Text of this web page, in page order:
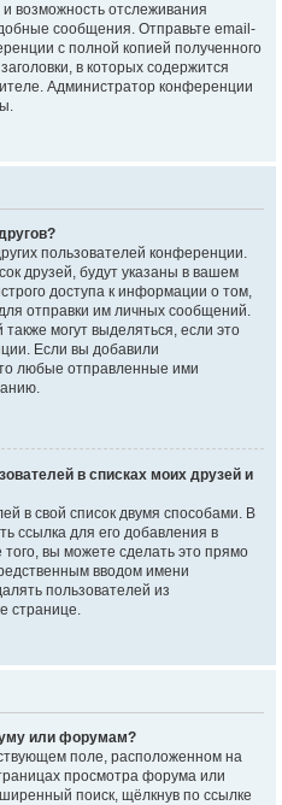
возможность отслеживания
сообщения. Отправьте email-
с полной копией полученного
в которых содержится
Администратор конференции
пользователей конференции.
друзей, будут указаны в вашем
доступа к информации о том,
отправки им личных сообщений.
могут выделяться, если это
Если вы добавили
то любые отправленные ими
в списках моих друзей и
в свой список двумя способами. В
ссылка для его добавления в
того, вы можете сделать это прямо
вводом имени
пользователей из
странице.
или форумам?
поле, расположенном на
просмотра форума или
поиск, щёлкнув по ссылке